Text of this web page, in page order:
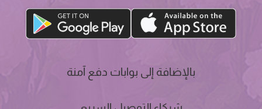
بالإضافة إلى بوابات دفع آمنة